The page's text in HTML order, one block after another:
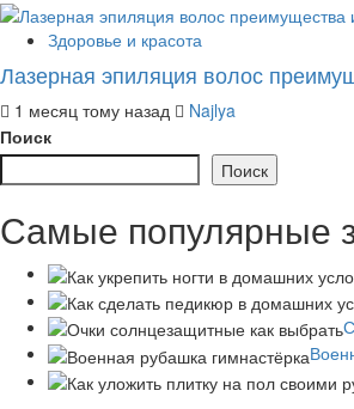
Здоровье и красота
Лазерная эпиляция волос
1 месяц тому назад
Najlya
Поиск
Поиск
Самые популярные